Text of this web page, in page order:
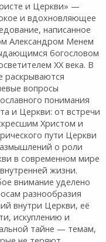
и Церкви» —
и вдохновляющее
написанное
Александром Менем
богословом
XX века. В
раскрываются
вопросы
понимания
и Церкви: от встречи
Христом и
пути Церкви
о роли
в современном мире
жизни.
внимание уделено
разнообразия
внутри Церкви, её
искуплению и
тайне — темам,